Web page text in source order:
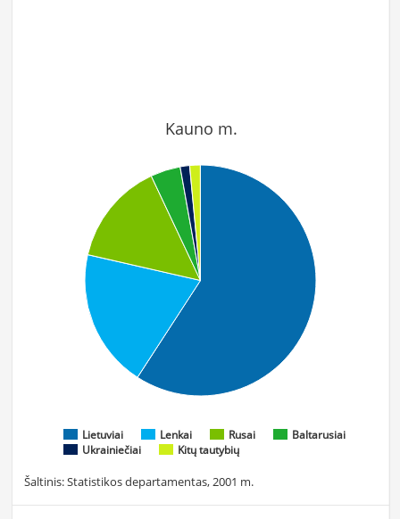
Kauno m.
Lietuviai Lenkai Rusai
Baltarusiai
Ukrainiečiai
Kitų tautybių
Šaltinis: Statistikos departamentas, 2001 m.